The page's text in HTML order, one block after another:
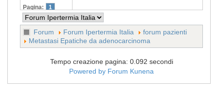
Pagina: 1
Forum Forum Ipertermia Italia
forum pazienti
Metastasi Epatiche da adenocarcinoma
Tempo creazione pagina: 0.092 secondi
Powered by Forum Kunena